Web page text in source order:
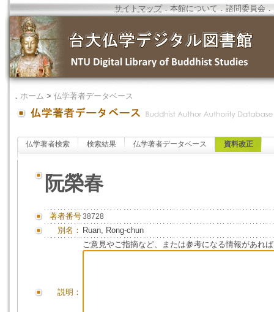
サイトマップ．本館について ．諮問委員会 ．
． ホーム > 仏学著者データベース
仏学著者検索 検索結果 仏学著者データベース 資料改正
阮榮春
著者番号38728
別名： Ruan, Rong-chun
説明：
ご意見やご指摘など、または参考になる情報があれ